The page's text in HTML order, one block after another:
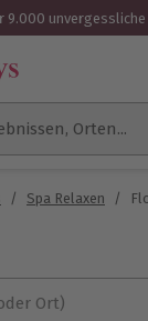
9.000
Orten...
/ Spa Relaxen /
Ort)